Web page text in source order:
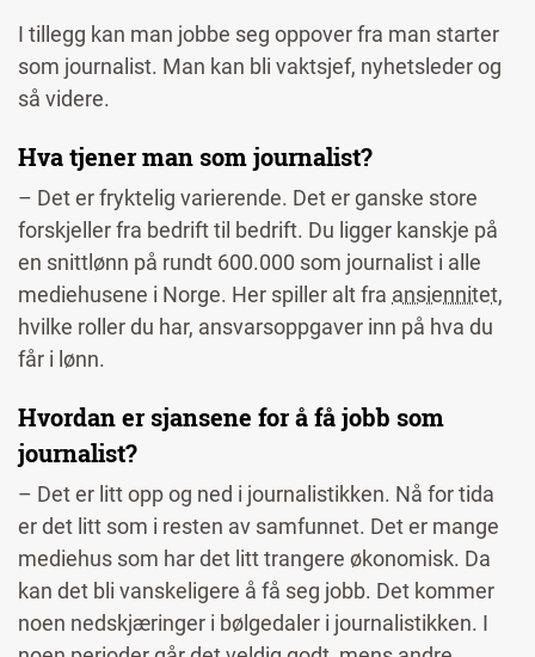
I tillegg kan man jobbe seg oppover fra man starter
som journalist. Man kan bli vaktsjef, nyhetsleder og
så videre.
Hva tjener man som journalist?
– Det er fryktelig varierende. Det er ganske store
forskjeller fra bedrift til bedrift. Du ligger kanskje på
en snittlønn på rundt 600.000 som journalist i alle
mediehusene i Norge. Her spiller alt fra ansiennitet,
hvilke roller du har, ansvarsoppgaver inn på hva du
får i lønn.
Hvordan er sjansene for å få jobb som
journalist?
– Det er litt opp og ned i journalistikken. Nå for tida
er det litt som i resten av samfunnet. Det er mange
mediehus som har det litt trangere økonomisk. Da
kan det bli vanskeligere å få seg jobb. Det kommer
noen nedskjæringer i bølgedaler i journalistikken. I